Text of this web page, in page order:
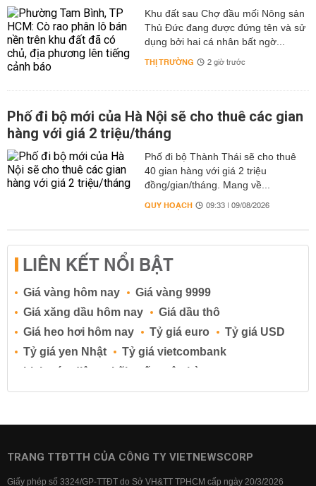
Khu đất sau Chợ đầu mối Nông sản
Thủ Đức đang được đứng tên và sử
dụng bởi hai cá nhân bất ngờ...
THỊ TRƯỜNG 2 giờ trước
Phố đi bộ mới của Hà Nội sẽ cho thuê các gian
hàng với giá 2 triệu/tháng
Phố đi bộ Thành Thái sẽ cho thuê
40 gian hàng với giá 2 triệu
đồng/gian/tháng. Mang về...
QUY HOẠCH 09:33 | 09/08/2026
LIÊN KẾT NỔI BẬT
Giá vàng hôm nay
Giá vàng 9999
Giá xăng dầu hôm nay
Giá dầu thô
Giá heo hơi hôm nay
Tỷ giá euro
Tỷ giá USD
Tỷ giá yen Nhật
Tỷ giá vietcombank
Lịch cúp điện
Lãi suất ngân hàng
Lãi suất tiết kiệm
Lãi suất tiền gửi
Lãi suất ngân hàng BIDV
TRANG TTĐTTH CỦA CÔNG TY VIETNEWSCORP
Giấy phép số 3324/GP-TTĐT do Sở VH&TT TPHCM cấp ngày 20/3/2026